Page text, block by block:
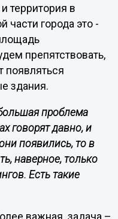
территория в
части города это -
препятствовать,
появляться
здания.
проблема
говорят давно, и
появились, то в
наверное, только
Есть такие
важная задача –